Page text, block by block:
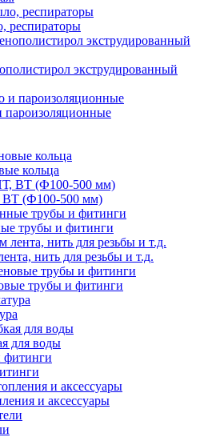
респираторы
экструдированный
пароизоляционные
кольца
(Ф100-500 мм)
трубы и фитинги
нить для резьбы и т.д.
трубы и фитинги
для воды
и аксессуары